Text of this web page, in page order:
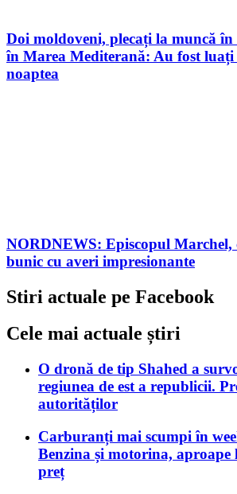
Doi moldoveni, plecați la muncă în
în Marea Mediterană: Au fost
noaptea
NORDNEWS: Episcopul Marchel,
bunic cu averi impresionante
Stiri actuale pe Facebook
Cele mai actuale știri
O dronă de tip Shahed a
regiunea de est a republicii.
autorităților
Carburanți mai scumpi în
Benzina și motorina, aproape
preț